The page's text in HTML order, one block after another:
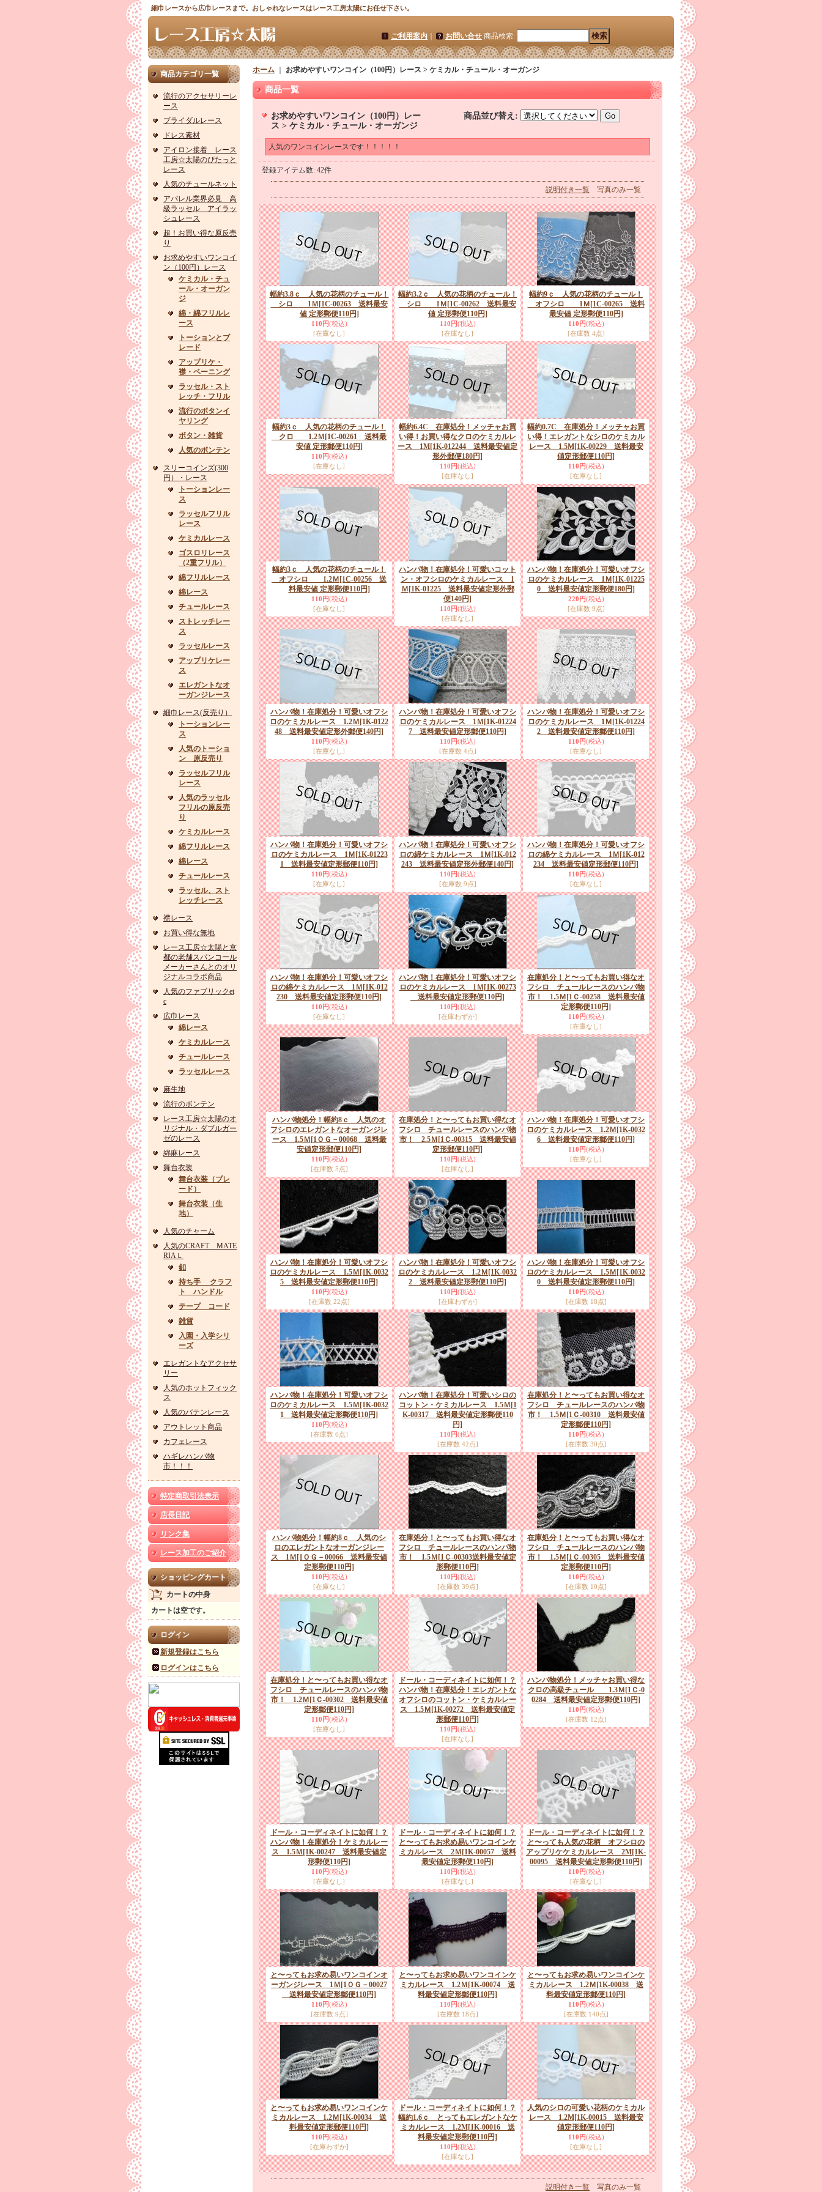
細巾レースから広巾レースまで。おしゃれなレースはレース工房太陽にお任せ下さい。
ご利用案内 お問い合せ 商品検索:
商品カテゴリ一覧
流行のアクセサリーレ
ース
ブライダルレース
ドレス素材
アイロン接着 レース
工房☆太陽のぴたっと
レース
人気のチュールネット
アパレル業界必見 高
級ラッセル アイラッ
シュレース
超！お買い得な原反売
り
お求めやすいワンコイ
ン（100円）レース
ケミカル・チュ
ール・オーガン
ジ
綿・綿フリルレ
ース
トーションとブ
レード
アップリケ・
襟・ベーニング
ラッセル・スト
レッチ・フリル
流行のボタンイ
ヤリング
ボタン・雑貨
人気のボンテン
スリーコインズ(300
円）・レース
トーションレー
ス
ラッセルフリル
レース
ケミカルレース
ゴスロリレース
（2重フリル）
綿フリルレース
綿レース
チュールレース
ストレッチレー
ス
ラッセルレース
アップリケレー
ス
エレガントなオ
ーガンジレース
細巾レース(反売り）
トーションレー
ス
人気のトーショ
ン 原反売り
ラッセルフリル
レース
人気のラッセル
フリルの原反売
り
ケミカルレース
綿フリルレース
綿レース
チュールレース
ラッセル、スト
レッチレース
襟レース
お買い得な無地
レース工房☆太陽と京
都の老舗スパンコール
メーカーさんとのオリ
ジナルコラボ商品
人気のファブリックet
c
広巾レース
綿レース
ケミカルレース
チュールレース
ラッセルレース
麻生地
流行のボンテン
レース工房☆太陽のオ
リジナル・ダブルガー
ゼのレース
綿麻レース
舞台衣装
舞台衣装（ブレ
ード）
舞台衣装（生
地）
人気のチャーム
人気のCRAFT MATE
RIAＬ
釦
持ち手 クラフ
ト ハンドル
テープ コード
雑貨
入園・入学シリ
ーズ
エレガントなアクセサ
リー
人気のホットフィック
ス
人気のバテンレース
アウトレット商品
カフェレース
ハギレハンパ物
市！！！
特定商取引法表示
店長日記
リンク集
レース加工のご紹介
ショッピングカート
カートの中身
カートは空です。
ログイン
新規登録はこちら
ログインはこちら
ホーム お求めやすいワンコイン（100円）レース > ケミカル・チュール・オーガンジ
商品一覧
お求めやすいワンコイン（100円）レー
ス > ケミカル・チュール・オーガンジ
商品並び替え :
人気のワンコインレースです！！！！！
登録アイテム数: 42件
説明付き一覧 写真のみ一覧
幅約3.8ｃ 人気の花柄のチュール！
シロ 1Ｍ [1C-00263 送料最安
値 定形郵便110円]
110円(税込)
[在庫なし]
幅約3.2ｃ 人気の花柄のチュール！
シロ 1Ｍ [1C-00262 送料最安
値 定形郵便110円]
110円(税込)
[在庫なし]
幅約9ｃ 人気の花柄のチュール！
オフシロ 1Ｍ [1C-00265 送料
最安値 定形郵便110円]
110円(税込)
[在庫数 4点]
幅約3ｃ 人気の花柄のチュール！
クロ 1.2Ｍ [1C-00261 送料最
安値 定形郵便110円]
110円(税込)
[在庫なし]
幅約6.4C 在庫処分！メッチャお買
い得！お買い得なクロのケミカルレ
ース 1M[1K-012244 送料最安値定
形外郵便180円]
110円(税込)
[在庫なし]
幅約0.7C 在庫処分！メッチャお買
い得！エレガントなシロのケミカル
レース 1.5M[1K-00229 送料最安
値定形郵便110円]
110円(税込)
[在庫なし]
幅約3ｃ 人気の花柄のチュール！
オフシロ 1.2Ｍ [1C-00256 送
料最安値 定形郵便110円]
110円(税込)
[在庫なし]
ハンパ物！在庫処分！可愛いコット
ン・オフシロのケミカルレース 1
Ｍ [1K-01225 送料最安値定形外郵
便140円]
110円(税込)
[在庫なし]
ハンパ物！在庫処分！可愛いオフシ
ロのケミカルレース 1Ｍ [1K-01225
0 送料最安値定形郵便180円]
220円(税込)
[在庫数 9点]
ハンパ物！在庫処分！可愛いオフシ
ロのケミカルレース 1.2Ｍ [1K-0122
48 送料最安値定形外郵便140円]
110円(税込)
[在庫なし]
ハンパ物！在庫処分！可愛いオフシ
ロのケミカルレース 1Ｍ [1K-01224
7 送料最安値定形郵便110円]
110円(税込)
[在庫数 4点]
ハンパ物！在庫処分！可愛いオフシ
ロのケミカルレース 1Ｍ [1K-01224
2 送料最安値定形郵便110円]
110円(税込)
[在庫なし]
ハンパ物！在庫処分！可愛いオフシ
ロのケミカルレース 1Ｍ [1K-01223
1 送料最安値定形郵便110円]
110円(税込)
[在庫なし]
ハンパ物！在庫処分！可愛いオフシ
ロの綿ケミカルレース 1Ｍ [1K-012
243 送料最安値定形外郵便140円]
110円(税込)
[在庫数 9点]
ハンパ物！在庫処分！可愛いオフシ
ロの綿ケミカルレース 1Ｍ [1K-012
234 送料最安値定形郵便110円]
110円(税込)
[在庫なし]
ハンパ物！在庫処分！可愛いオフシ
ロの綿ケミカルレース 1Ｍ [1K-012
230 送料最安値定形郵便110円]
110円(税込)
[在庫なし]
ハンパ物！在庫処分！可愛いオフシ
ロのケミカルレース 1Ｍ [1K-00273
送料最安値定形郵便110円]
110円(税込)
[在庫わずか]
在庫処分！と〜ってもお買い得なオ
フシロ チュールレースのハンパ物
市！ 1.5Ｍ [1Ｃ-00258 送料最安値
定形郵便110円]
110円(税込)
[在庫なし]
ハンパ物処分！幅約8ｃ 人気のオ
フシロのエレガントなオーガンジレ
ース 1.5Ｍ [1ＯＧ－00068 送料最
安値定形郵便110円]
110円(税込)
[在庫数 5点]
在庫処分！と〜ってもお買い得なオ
フシロ チュールレースのハンパ物
市！ 2.5Ｍ [1Ｃ-00315 送料最安値
定形郵便110円]
110円(税込)
[在庫なし]
ハンパ物！在庫処分！可愛いオフシ
ロのケミカルレース 1.2Ｍ [1K-0032
6 送料最安値定形郵便110円]
110円(税込)
[在庫なし]
ハンパ物！在庫処分！可愛いオフシ
ロのケミカルレース 1.5Ｍ [1K-0032
5 送料最安値定形郵便110円]
110円(税込)
[在庫数 22点]
ハンパ物！在庫処分！可愛いオフシ
ロのケミカルレース 1.2Ｍ [1K-0032
2 送料最安値定形郵便110円]
110円(税込)
[在庫わずか]
ハンパ物！在庫処分！可愛いオフシ
ロのケミカルレース 1.5Ｍ [1K-0032
0 送料最安値定形郵便110円]
110円(税込)
[在庫数 18点]
ハンパ物！在庫処分！可愛いオフシ
ロのケミカルレース 1.5Ｍ [1K-0032
1 送料最安値定形郵便110円]
110円(税込)
[在庫数 6点]
ハンパ物！在庫処分！可愛いシロの
コットン・ケミカルレース 1.5Ｍ [1
K-00317 送料最安値定形郵便110
円]
110円(税込)
[在庫数 42点]
在庫処分！と〜ってもお買い得なオ
フシロ チュールレースのハンパ物
市！ 1.5Ｍ [1Ｃ-00310 送料最安値
定形郵便110円]
110円(税込)
[在庫数 30点]
ハンパ物処分！幅約8ｃ 人気のシ
ロのエレガントなオーガンジレー
ス 1Ｍ [1ＯＧ－00066 送料最安値
定形郵便110円]
110円(税込)
[在庫なし]
在庫処分！と〜ってもお買い得なオ
フシロ チュールレースのハンパ物
市！ 1.5Ｍ [1Ｃ-00303送料最安値定
形郵便110円]
110円(税込)
[在庫数 39点]
在庫処分！と〜ってもお買い得なオ
フシロ チュールレースのハンパ物
市！ 1.5Ｍ [1Ｃ-00305 送料最安値
定形郵便110円]
110円(税込)
[在庫数 10点]
在庫処分！と〜ってもお買い得なオ
フシロ チュールレースのハンパ物
市！ 1.2Ｍ [1Ｃ-00302 送料最安値
定形郵便110円]
110円(税込)
[在庫なし]
ドール・コーディネイトに如何！？
ハンパ物！在庫処分！エレガントな
オフシロのコットン・ケミカルレー
ス 1.5Ｍ [1K-00272 送料最安値定
形郵便110円]
110円(税込)
[在庫なし]
ハンパ物処分！メッチャお買い得な
クロの高級チュール 1.3Ｍ [1Ｃ-0
0284 送料最安値定形郵便110円]
110円(税込)
[在庫数 12点]
ドール・コーディネイトに如何！？
ハンパ物！在庫処分！ケミカルレー
ス 1.5Ｍ [1K-00247 送料最安値定
形郵便110円]
110円(税込)
[在庫なし]
ドール・コーディネイトに如何！？
と〜ってもお求め易いワンコインケ
ミカルレース 2Ｍ [1K-00057 送料
最安値定形郵便110円]
110円(税込)
[在庫なし]
ドール・コーディネイトに如何！？
と〜っても人気の花柄 オフシロの
アップリケケミカルレース 2M[1K-
00095 送料最安値定形郵便110円]
110円(税込)
[在庫なし]
と〜ってもお求め易いワンコインオ
ーガンジレース 1Ｍ [1ＯＧ－00027
送料最安値定形郵便110円]
110円(税込)
[在庫数 9点]
と〜ってもお求め易いワンコインケ
ミカルレース 1.2Ｍ [1K-00074 送
料最安値定形郵便110円]
110円(税込)
[在庫数 18点]
と〜ってもお求め易いワンコインケ
ミカルレース 1.2Ｍ [1K-00038 送
料最安値定形郵便110円]
110円(税込)
[在庫数 140点]
と〜ってもお求め易いワンコインケ
ミカルレース 1.2Ｍ [1K-00034 送
料最安値定形郵便110円]
110円(税込)
[在庫わずか]
ドール・コーディネイトに如何！？
幅約1.6ｃ とってもエレガントなケ
ミカルレース 1.2M[1K-00016 送
料最安値定形郵便110円]
110円(税込)
[在庫なし]
人気のシロの可愛い花柄のケミカル
レース 1.2M[1K-00015 送料最安
値定形郵便110円]
110円(税込)
[在庫なし]
説明付き一覧 写真のみ一覧